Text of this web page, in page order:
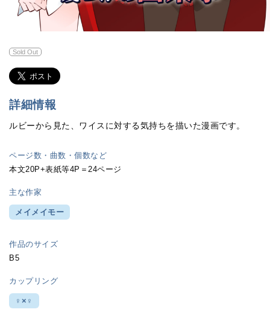
Sold Out
詳細情報
ルビーから見た、ワイスに対する気持ちを描いた漫画です。
ページ数・曲数・個数など
本文20P+表紙等4P＝24ページ
主な作家
メイメイモー
作品のサイズ
B5
カップリング
♀×♀